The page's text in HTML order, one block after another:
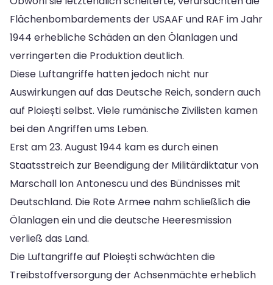
Flächenbombardements der USAAF und RAF im Jahr
1944 erhebliche Schäden an den Ölanlagen und
verringerten die Produktion deutlich.
Diese Luftangriffe hatten jedoch nicht nur
Auswirkungen auf das Deutsche Reich, sondern auch
auf Ploiești selbst. Viele rumänische Zivilisten kamen
bei den Angriffen ums Leben.
Erst am 23. August 1944 kam es durch einen
Staatsstreich zur Beendigung der Militärdiktatur von
Marschall Ion Antonescu und des Bündnisses mit
Deutschland. Die Rote Armee nahm schließlich die
Ölanlagen ein und die deutsche Heeresmission
verließ das Land.
Die Luftangriffe auf Ploiești schwächten die
Treibstoffversorgung der Achsenmächte erheblich